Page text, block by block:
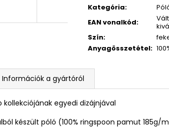
Kategória:
EAN vonalkód:
Szín:
Anyagösszetétel:
Információk a gyártóról
egyedi dizájnjával
készült póló (100% ringspoon pamut 185g/